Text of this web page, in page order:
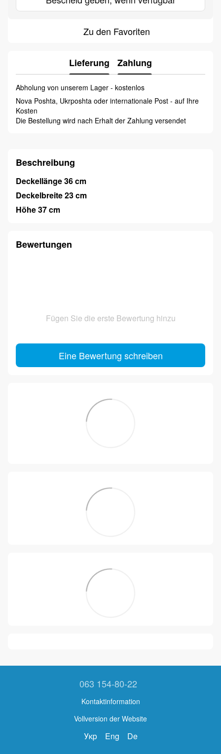
Zu den Favoriten
Lieferung Zahlung
Abholung von unserem Lager - kostenlos
Nova Poshta, Ukrposhta oder internationale Post - auf Ihre
Kosten
Die Bestellung wird nach Erhalt der Zahlung versendet
Beschreibung
Deckellänge 36 cm
Deckelbreite 23 cm
Höhe 37 cm
Bewertungen
Fügen Sie die erste Bewertung hinzu
Eine Bewertung schreiben
063 154-80-22
Kontaktinformation
Vollversion der Website
Укр Eng De